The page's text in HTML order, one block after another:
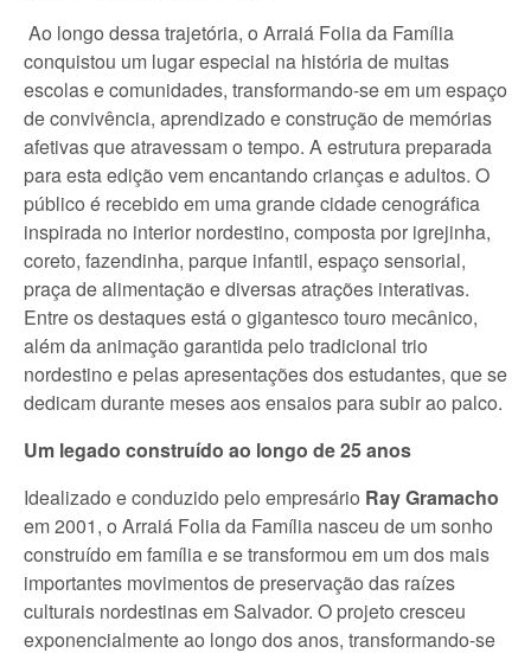
Ao longo dessa trajetória, o Arraiá Folia da Família
conquistou um lugar especial na história de muitas
escolas e comunidades, transformando-se em um espaço
de convivência, aprendizado e construção de memórias
afetivas que atravessam o tempo. A estrutura preparada
para esta edição vem encantando crianças e adultos. O
público é recebido em uma grande cidade cenográfica
inspirada no interior nordestino, composta por igrejinha,
coreto, fazendinha, parque infantil, espaço sensorial,
praça de alimentação e diversas atrações interativas.
Entre os destaques está o gigantesco touro mecânico,
além da animação garantida pelo tradicional trio
nordestino e pelas apresentações dos estudantes, que se
dedicam durante meses aos ensaios para subir ao palco.
Um legado construído ao longo de 25 anos
Idealizado e conduzido pelo empresário Ray Gramacho
em 2001, o Arraiá Folia da Família nasceu de um sonho
construído em família e se transformou em um dos mais
importantes movimentos de preservação das raízes
culturais nordestinas em Salvador. O projeto cresceu
exponencialmente ao longo dos anos, transformando-se